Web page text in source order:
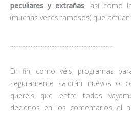
peculiares y extrañas, así como
(muchas veces famosos) que
……………………………………………………
En fin, como véis, programas
seguramente saldrán nuevos o
queréis que entre todos
decidnos en los comentarios el